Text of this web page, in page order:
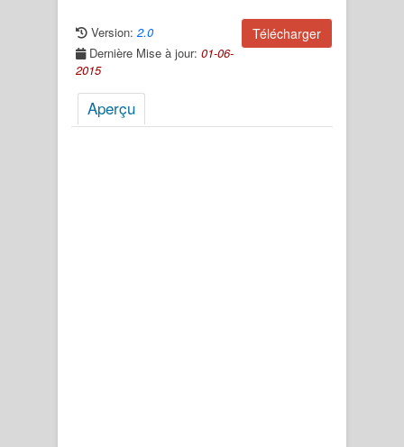
Télécharger
Version: 2.0
Dernière Mise à jour: 01-06-
2015
Aperçu